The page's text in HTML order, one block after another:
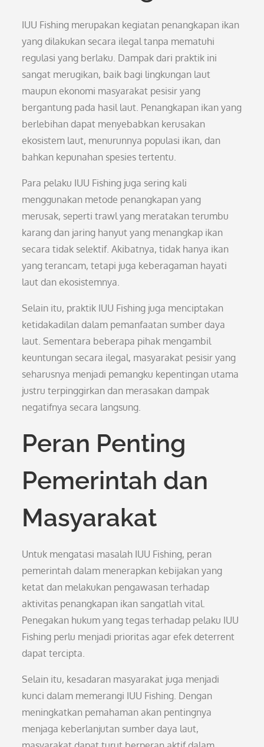
IUU Fishing merupakan kegiatan penangkapan ikan
yang dilakukan secara ilegal tanpa mematuhi
regulasi yang berlaku. Dampak dari praktik ini
sangat merugikan, baik bagi lingkungan laut
maupun ekonomi masyarakat pesisir yang
bergantung pada hasil laut. Penangkapan ikan yang
berlebihan dapat menyebabkan kerusakan
ekosistem laut, menurunnya populasi ikan, dan
bahkan kepunahan spesies tertentu.
Para pelaku IUU Fishing juga sering kali
menggunakan metode penangkapan yang
merusak, seperti trawl yang meratakan terumbu
karang dan jaring hanyut yang menangkap ikan
secara tidak selektif. Akibatnya, tidak hanya ikan
yang terancam, tetapi juga keberagaman hayati
laut dan ekosistemnya.
Selain itu, praktik IUU Fishing juga menciptakan
ketidakadilan dalam pemanfaatan sumber daya
laut. Sementara beberapa pihak mengambil
keuntungan secara ilegal, masyarakat pesisir yang
seharusnya menjadi pemangku kepentingan utama
justru terpinggirkan dan merasakan dampak
negatifnya secara langsung.
Peran Penting
Pemerintah dan
Masyarakat
Untuk mengatasi masalah IUU Fishing, peran
pemerintah dalam menerapkan kebijakan yang
ketat dan melakukan pengawasan terhadap
aktivitas penangkapan ikan sangatlah vital.
Penegakan hukum yang tegas terhadap pelaku IUU
Fishing perlu menjadi prioritas agar efek deterrent
dapat tercipta.
Selain itu, kesadaran masyarakat juga menjadi
kunci dalam memerangi IUU Fishing. Dengan
meningkatkan pemahaman akan pentingnya
menjaga keberlanjutan sumber daya laut,